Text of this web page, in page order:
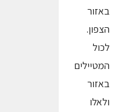
באזור
הצפון.
לכול
המטיילים
באזור
ולאלו